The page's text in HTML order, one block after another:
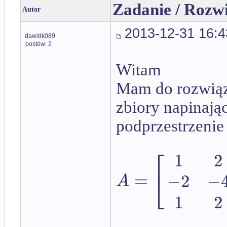
Autor Zadanie /
dawidk089
postów: 2
2013-12-31
Witam
Mam do
zbiory
A = ⎡
⎣
1
−2
1
2
−
2